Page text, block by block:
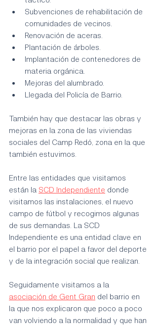
Subvenciones de rehabilitación de
comunidades de vecinos.
Renovación de aceras.
Plantación de árboles.
Implantación de contenedores de
materia orgánica.
Mejoras del alumbrado.
Llegada del Policía de Barrio.
También hay que destacar las obras y
mejoras en la zona de las viviendas
sociales del Camp Redó, zona en la que
también estuvimos.
Entre las entidades que visitamos
están la SCD Independiente donde
visitamos las instalaciones, el nuevo
campo de fútbol y recogimos algunas
de sus demandas. La SCD
Independiente es una entidad clave en
el barrio por el papel a favor del deporte
y de la integración social que realizan.
Seguidamente visitamos a la
asociación de Gent Gran del barrio en
la que nos explicaron que poco a poco
van volviendo a la normalidad y que han